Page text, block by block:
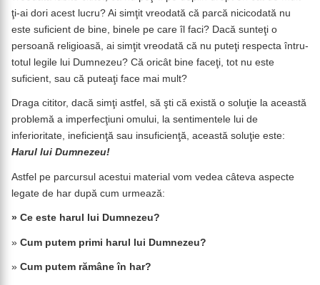
ţi-ai dori acest lucru? Ai simţit vreodată că parcă nicicodată nu
este suficient de bine, binele pe care îl faci? Dacă sunteţi o
persoană religioasă, ai simţit vreodată că nu puteţi respecta întru-
totul legile lui Dumnezeu? Că oricât bine faceţi, tot nu este
suficient, sau că puteaţi face mai mult?
Draga cititor, dacă simţi astfel, să şti că există o soluţie la această
problemă a imperfecţiuni omului, la sentimentele lui de
inferioritate, ineficienţă sau insuficienţă, această soluţie este:
Harul lui Dumnezeu!
Astfel pe parcursul acestui material vom vedea câteva aspecte
legate de har după cum urmează:
» Ce este harul lui Dumnezeu?
» Cum putem primi harul lui Dumnezeu?
» Cum putem rămâne în har?